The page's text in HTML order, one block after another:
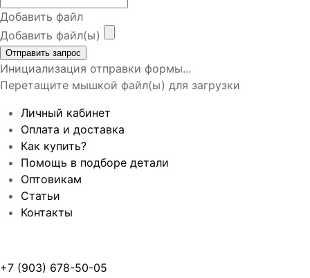
Добавить файл
Добавить файл(ы)
Отправить запрос
Инициализация отправки формы...
Перетащите мышкой файл(ы) для загрузки
Личный кабинет
Оплата и доставка
Как купить?
Помощь в подборе детали
Оптовикам
Статьи
Контакты
+7 (903) 678-50-05